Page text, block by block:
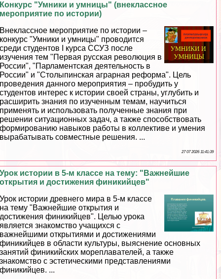
Конкурс "Умники и умницы" (внеклассное
мероприятие по истории)
Внеклассное мероприятие по истории –
конкурс "Умники и умницы" проводится
среди студентов I курса ССУЗ после
изучения тем "Первая русская революция в
России", "Парламентская деятельность в
России" и "Столыпинская аграрная реформа". Цель
проведения данного мероприятия – пробудить у
студентов интерес к истории своей страны, углубить и
расширить знания по изученным темам, научиться
применять и использовать полученные знания при
решении ситуационных задач, а также способствовать
формированию навыков работы в коллективе и умения
выpaбатывать совместные решения. ...
27 07 2026 11:41:39
Урок истории в 5-м классе на тему: "Важнейшие
открытия и достижения финикийцев"
Урок истории древнего мира в 5-м классе
на тему "Важнейшие открытия и
достижения финикийцев". Целью урока
является знакомство учащихся с
важнейшими открытиями и достижениями
финикийцев в области культуры, выяснение основных
занятий финикийских мореплавателей, а также
знакомство с эстетическими представлениями
финикийцев. ...